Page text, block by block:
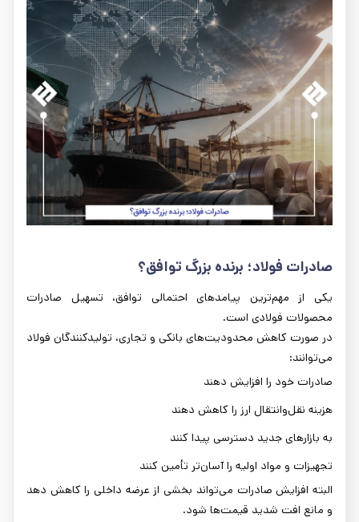
صادرات فولاد؛ برنده بزرگ توافق؟
یکی از مهم‌ترین پیامدهای احتمالی توافق، تسهیل صادرات
محصولات فولادی است.
در صورت کاهش محدودیت‌های بانکی و تجاری، تولیدکنندگان فولاد
می‌توانند:
صادرات خود را افزایش دهند
هزینه نقل‌وانتقال ارز را کاهش دهند
به بازارهای جدید دسترسی پیدا کنند
تجهیزات و مواد اولیه را آسان‌تر تأمین کنند
البته افزایش صادرات می‌تواند بخشی از عرضه داخلی را کاهش دهد
و مانع افت شدید قیمت‌ها شود.